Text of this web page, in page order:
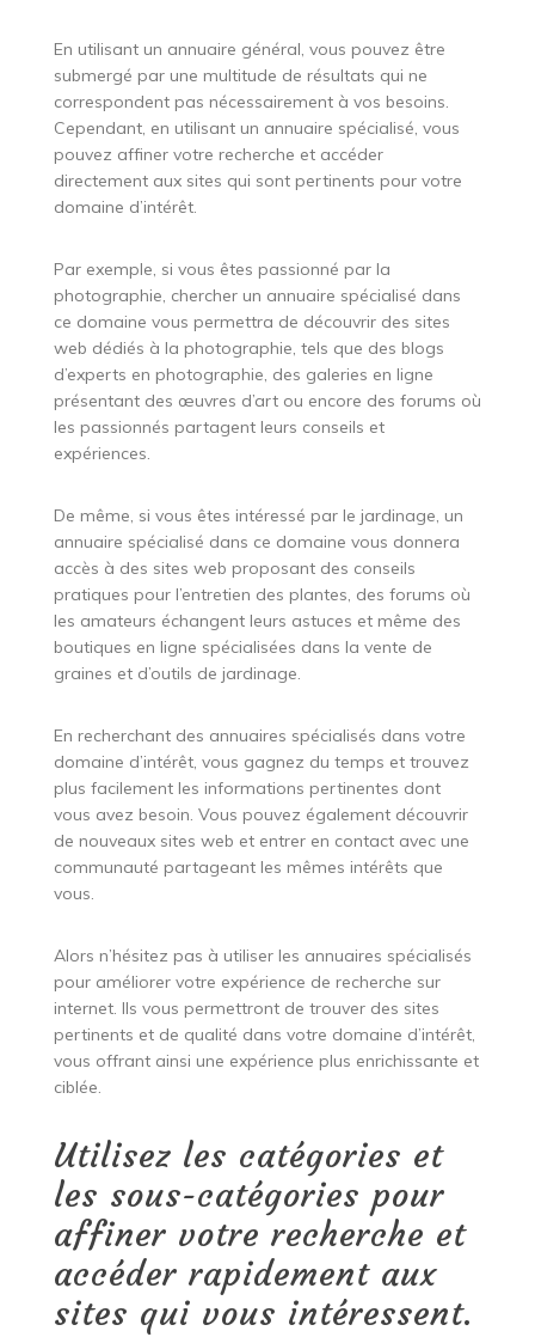
En utilisant un annuaire général, vous pouvez être
submergé par une multitude de résultats qui ne
correspondent pas nécessairement à vos besoins.
Cependant, en utilisant un annuaire spécialisé, vous
pouvez affiner votre recherche et accéder
directement aux sites qui sont pertinents pour votre
domaine d’intérêt.
Par exemple, si vous êtes passionné par la
photographie, chercher un annuaire spécialisé dans
ce domaine vous permettra de découvrir des sites
web dédiés à la photographie, tels que des blogs
d’experts en photographie, des galeries en ligne
présentant des œuvres d’art ou encore des forums où
les passionnés partagent leurs conseils et
expériences.
De même, si vous êtes intéressé par le jardinage, un
annuaire spécialisé dans ce domaine vous donnera
accès à des sites web proposant des conseils
pratiques pour l’entretien des plantes, des forums où
les amateurs échangent leurs astuces et même des
boutiques en ligne spécialisées dans la vente de
graines et d’outils de jardinage.
En recherchant des annuaires spécialisés dans votre
domaine d’intérêt, vous gagnez du temps et trouvez
plus facilement les informations pertinentes dont
vous avez besoin. Vous pouvez également découvrir
de nouveaux sites web et entrer en contact avec une
communauté partageant les mêmes intérêts que
vous.
Alors n’hésitez pas à utiliser les annuaires spécialisés
pour améliorer votre expérience de recherche sur
internet. Ils vous permettront de trouver des sites
pertinents et de qualité dans votre domaine d’intérêt,
vous offrant ainsi une expérience plus enrichissante et
ciblée.
Utilisez les catégories et
les sous-catégories pour
affiner votre recherche et
accéder rapidement aux
sites qui vous intéressent.